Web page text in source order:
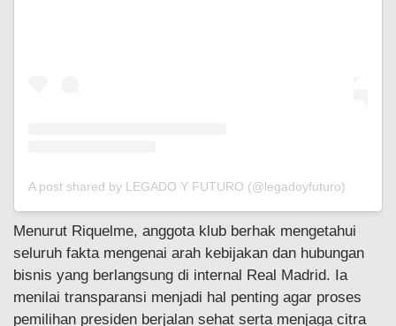
A post shared by LEGADO Y FUTURO (@legadoyfuturo)
Menurut Riquelme, anggota klub berhak mengetahui
seluruh fakta mengenai arah kebijakan dan hubungan
bisnis yang berlangsung di internal Real Madrid. Ia
menilai transparansi menjadi hal penting agar proses
pemilihan presiden berjalan sehat serta menjaga citra